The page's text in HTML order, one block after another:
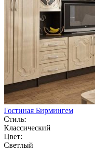
Гостиная Бирмингем
Стиль:
Классический
Цвет:
Светлый